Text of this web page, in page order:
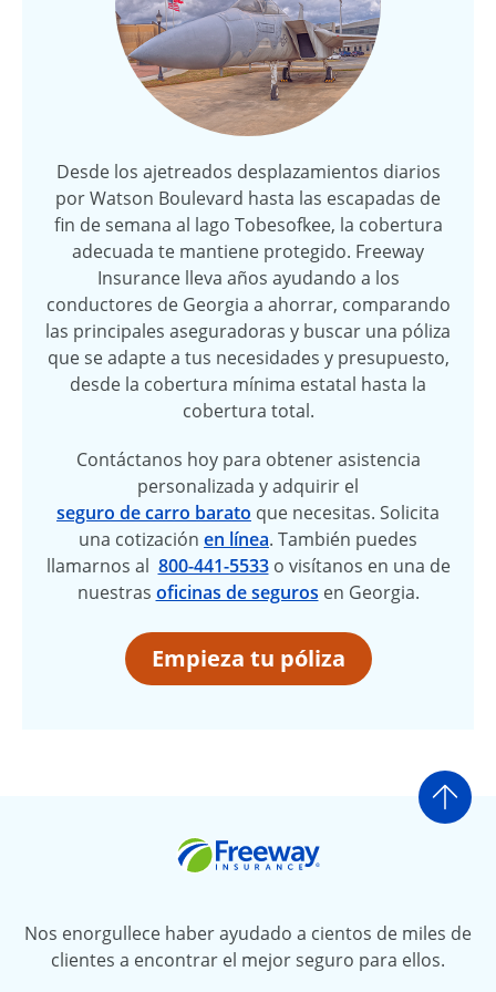
Desde los ajetreados desplazamientos diarios
por Watson Boulevard hasta las escapadas de
fin de semana al lago Tobesofkee, la cobertura
adecuada te mantiene protegido. Freeway
Insurance lleva años ayudando a los
conductores de Georgia a ahorrar, comparando
las principales aseguradoras y buscar una póliza
que se adapte a tus necesidades y presupuesto,
desde la cobertura mínima estatal hasta la
cobertura total.
Contáctanos hoy para obtener asistencia
personalizada y adquirir el
seguro de carro barato que necesitas. Solicita
una cotización en línea. También puedes
llamarnos al 800-441-5533o visítanos en una de
nuestras oficinas de seguros en Georgia.
Empieza tu póliza
Ir
Nos enorgullece haber ayudado a cientos de miles de
clientes a encontrar el mejor seguro para ellos.